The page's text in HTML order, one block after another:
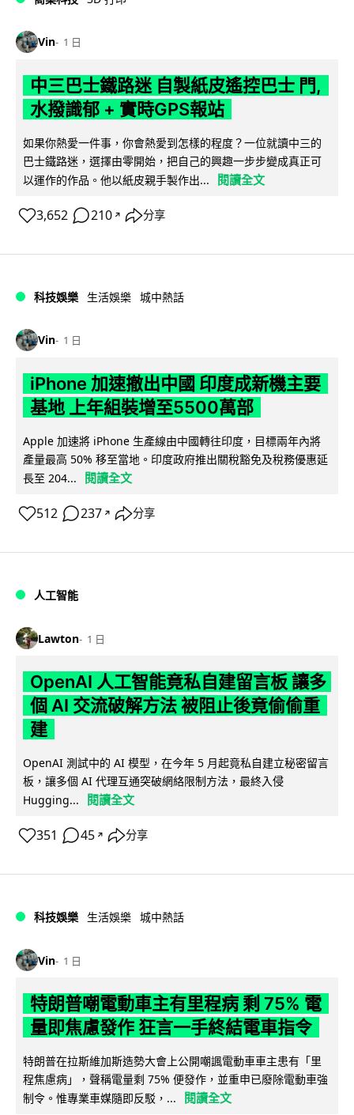
Vin 1 日
中三巴士鐵路迷 自製紙皮遙控巴士 門,
水撥識郁 + 實時GPS報站
如果你熱愛一件事，你會熱愛到怎樣的程度？一位就讀中三的
巴士鐵路迷，選擇由零開始，把自己的興趣一步步變成真正可
以運作的作品。他以紙皮親手製作出...
閱讀全文
3,652 210 ↗ 分享
科技娛樂 生活娛樂 城中熱話
Vin 1 日
iPhone 加速撤出中國 印度成新機主要
基地 上年組裝增至5500萬部
Apple 加速將 iPhone 生產線由中國轉往印度，目標兩年內將
產量最高 50% 移至當地。印度政府推出關稅豁免及稅務優惠延
長至 204...
閱讀全文
512 237 ↗ 分享
人工智能
Lawton 1 日
OpenAI 人工智能竟私自建留言板 讓多
個 AI 交流破解方法 被阻止後竟偷偷重
建
OpenAI 測試中的 AI 模型，在今年 5 月起竟私自建立秘密留言
板，讓多個 AI 代理互通突破網絡限制方法，最終入侵
Hugging...
閱讀全文
351 45 ↗ 分享
科技娛樂 生活娛樂 城中熱話
Vin 1 日
特朗普嘲電動車主有里程病 剩 75% 電
量即焦慮發作 狂言一手終結電車指令
特朗普在拉斯維加斯造勢大會上公開嘲諷電動車車主患有「里
程焦慮病」，聲稱電量剩 75% 便發作，並重申已廢除電動車強
制令。惟專業車媒隨即反駁，...
閱讀全文